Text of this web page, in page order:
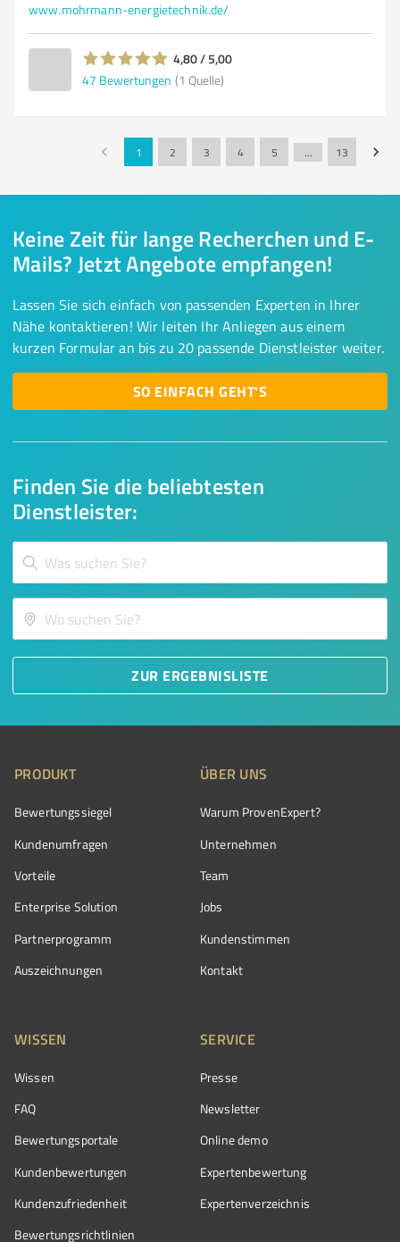
www.mohrmann-energietechnik.de/
4,80 / 5,00
47 Bewertungen (1 Quelle)
1 2 3 4 5 … 13
Finden Sie die beliebtesten
Dienstleister:
ZUR ERGEBNISLISTE
Keine Zeit für lange Recherchen und E-
Mails? Jetzt Angebote empfangen!
Lassen Sie sich einfach von passenden Experten in Ihrer
Nähe kontaktieren! Wir leiten Ihr Anliegen aus einem
kurzen Formular an bis zu 20 passende Dienstleister weiter.
SO EINFACH GEHT'S
PRODUKT
Bewertungssiegel
Kundenumfragen
Vorteile
Enterprise Solution
Partnerprogramm
Auszeichnungen
ÜBER UNS
Warum ProvenExpert?
Unternehmen
Team
Jobs
Kundenstimmen
Kontakt
WISSEN
Wissen
FAQ
Bewertungsportale
Kundenbewertungen
Kundenzufriedenheit
Bewertungs­richtlinien
SERVICE
Presse
Newsletter
Online demo
Expertenbewertung
Expertenverzeichnis